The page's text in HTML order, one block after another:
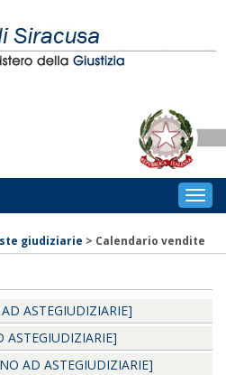
giudiziarie > Calendario vendite
ASTEGIUDIZIARIE]
ASTEGIUDIZIARIE]
AD ASTEGIUDIZIARIE]